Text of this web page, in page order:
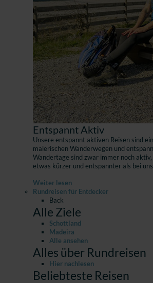
Entspannt Aktiv
Unsere entspannt aktiven Reisen sind
malerischen Wanderwegen und
Wandertage sind zwar immer noch
etwas kürzer und entspannter als bei
Weiter lesen
Rundreisen für Entdecker
Back
Alle Ziele
Schottland
Madeira
Alle ansehen
Alles über Rundreisen
Hier nachlesen
Beliebteste Reisen